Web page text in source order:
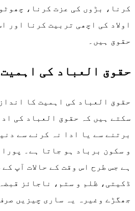
کرنا، بڑوں کی عزت کرنا،
اولاد کی اچھی تربیت کرنا اور
حقوق ہیں۔
حقوق العباد کی اہمیت
حقوق العباد کی اہمیت کا
سکتے ہیں کہ حقوق العباد کی
برتنے سے یا ادا نہ کرنے سے
و سکون برباد ہو جاتا ہے۔
ہے جس طرح اس وقت کے حالات آپ
ڈکیتی، ظلم و ستم، ناجائز
جھگڑے وغیرہ یہ ساری چیزیں